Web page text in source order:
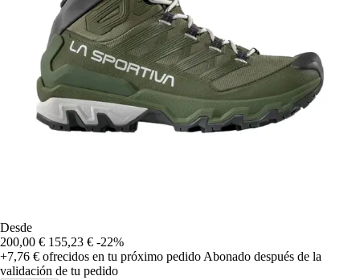
Desde
200,00 € 155,23 € -22%
+7,76 € ofrecidos en tu próximo pedido Abonado después de la
validación de tu pedido